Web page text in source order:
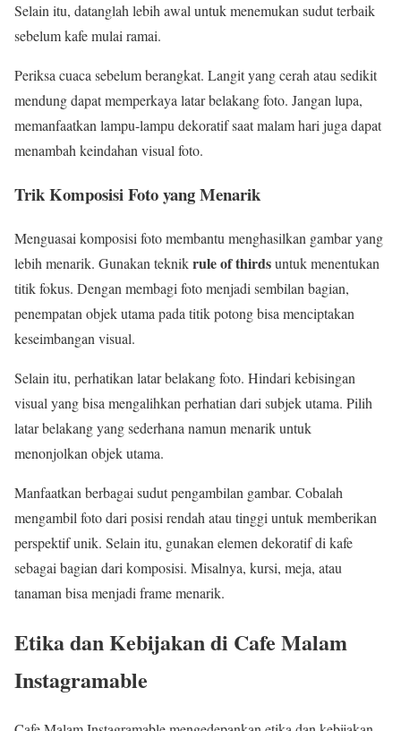
Selain itu, datanglah lebih awal untuk menemukan sudut terbaik
sebelum kafe mulai ramai.
Periksa cuaca sebelum berangkat. Langit yang cerah atau sedikit
mendung dapat memperkaya latar belakang foto. Jangan lupa,
memanfaatkan lampu-lampu dekoratif saat malam hari juga dapat
menambah keindahan visual foto.
Trik Komposisi Foto yang Menarik
Menguasai komposisi foto membantu menghasilkan gambar yang
lebih menarik. Gunakan teknikrule of thirdsuntuk menentukan
titik fokus. Dengan membagi foto menjadi sembilan bagian,
penempatan objek utama pada titik potong bisa menciptakan
keseimbangan visual.
Selain itu, perhatikan latar belakang foto. Hindari kebisingan
visual yang bisa mengalihkan perhatian dari subjek utama. Pilih
latar belakang yang sederhana namun menarik untuk
menonjolkan objek utama.
Manfaatkan berbagai sudut pengambilan gambar. Cobalah
mengambil foto dari posisi rendah atau tinggi untuk memberikan
perspektif unik. Selain itu, gunakan elemen dekoratif di kafe
sebagai bagian dari komposisi. Misalnya, kursi, meja, atau
tanaman bisa menjadi frame menarik.
Etika dan Kebijakan di Cafe Malam
Instagramable